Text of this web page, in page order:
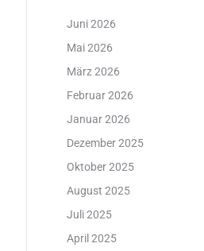
Juni 2026
Mai 2026
März 2026
Februar 2026
Januar 2026
Dezember 2025
Oktober 2025
August 2025
Juli 2025
April 2025